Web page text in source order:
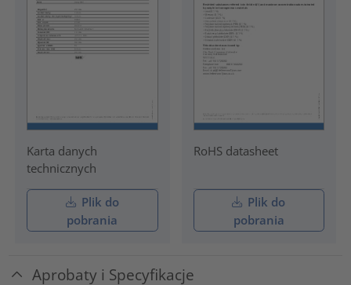
Karta danych
technicznych
Plik do
pobrania
RoHS datasheet
Plik do
pobrania
Aprobaty i Specyfikacje